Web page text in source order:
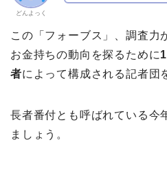
どんよっく
この「フォーブス」、 調査力
お金持ちの動向を探るために
者によって構成される記者団
長者番付とも呼ばれている今
ましょう。